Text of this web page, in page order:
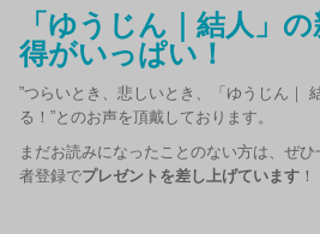
「ゆうじん｜結人」
得がいっぱい！
”つらいとき、悲しいとき、「ゆうじん｜
る！”とのお声を頂戴しております。
まだお読みになったことのない方は、ぜ
者登録でプレゼントを差し上げています ！